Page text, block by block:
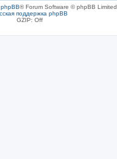
phpBB® Forum Software © phpBB Limited
поддержка phpBB
GZIP: Off